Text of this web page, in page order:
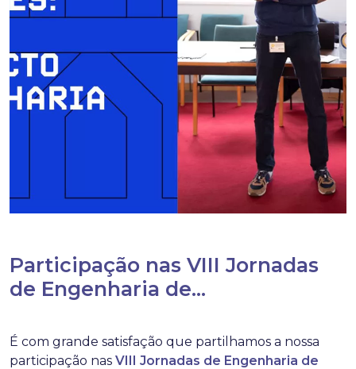
Participação nas VIII Jornadas
de Engenharia de...
É com grande satisfação que partilhamos a nossa
participação nas VIII Jornadas de Engenharia de